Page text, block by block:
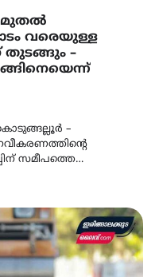
മുതൽ
വരെയുള്ള
തുടങ്ങും –
–
സമീപത്തെ…